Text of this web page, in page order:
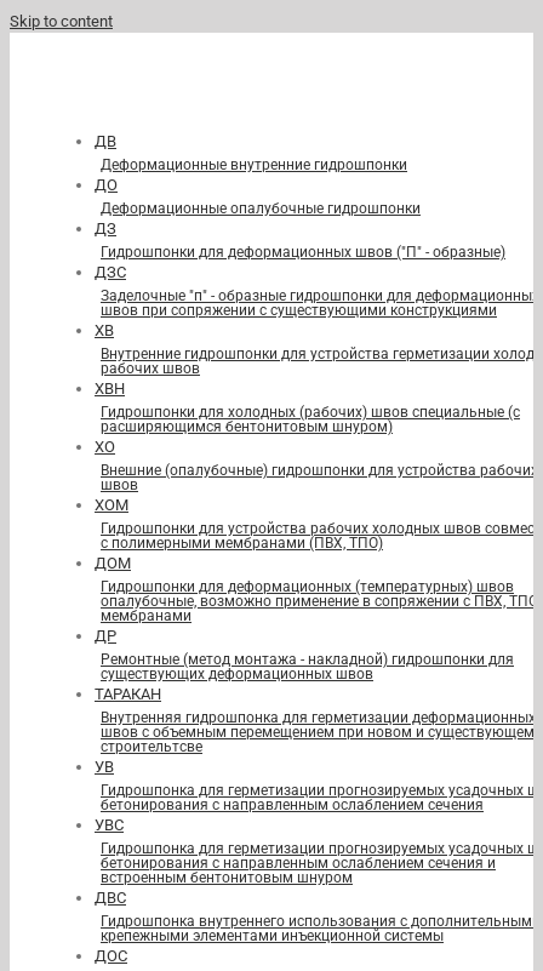
Skip to content
ДВ
Деформационные внутренние гидрошпонки
ДО
Деформационные опалубочные гидрошпонки
ДЗ
Гидрошпонки для деформационных швов ("П" - образные)
ДЗС
Заделочные "п" - образные гидрошпонки для деформационных
швов при сопряжении с существующими конструкциями
ХВ
Внутренние гидрошпонки для устройства герметизации
рабочих швов
ХВН
Гидрошпонки для холодных (рабочих) швов специальные (с
расширяющимся бентонитовым шнуром)
ХО
Внешние (опалубочные) гидрошпонки для устройства рабочих
швов
ХОМ
Гидрошпонки для устройства рабочих холодных швов
с полимерными мембранами (ПВХ, ТПО)
ДОМ
Гидрошпонки для деформационных (температурных) швов
опалубочные, возможно применение в сопряжении с ПВХ, ТПО
мембранами
ДР
Ремонтные (метод монтажа - накладной) гидрошпонки для
существующих деформационных швов
ТАРАКАН
Внутренняя гидрошпонка для герметизации деформационных
швов с объемным перемещением при новом и существующем
строительтсве
УВ
Гидрошпонка для герметизации прогнозируемых усадочных
бетонирования с направленным ослаблением сечения
УВС
Гидрошпонка для герметизации прогнозируемых усадочных
бетонирования с направленным ослаблением сечения и
встроенным бентонитовым шнуром
ДВС
Гидрошпонка внутреннего использования с дополнительными
крепежными элементами инъекционной системы
ДОС